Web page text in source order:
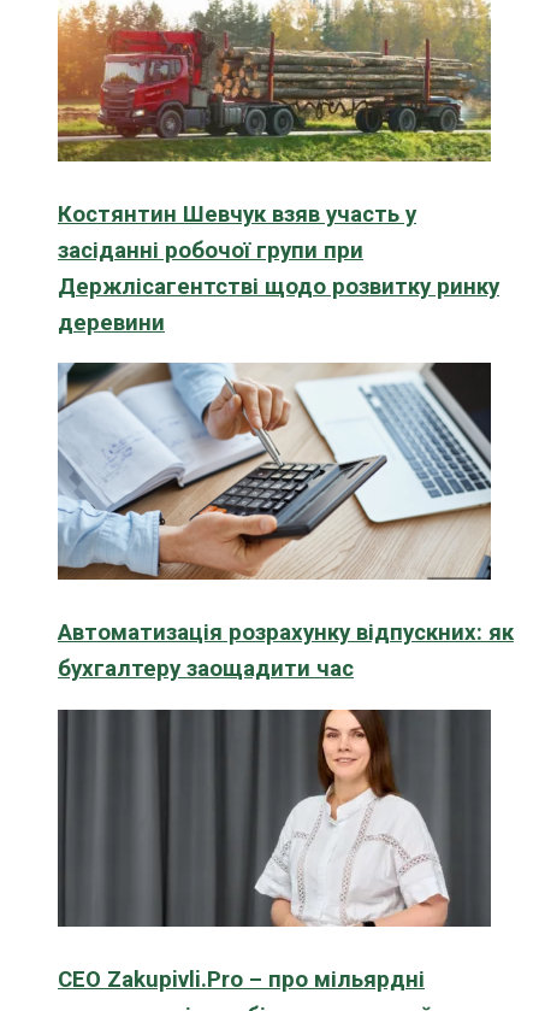
Костянтин Шевчук взяв участь у
засіданні робочої групи при
Держлісагентстві щодо розвитку ринку
деревини
Автоматизація розрахунку відпускних: як
бухгалтеру заощадити час
CEO Zakupivli.Pro – про мільярдні